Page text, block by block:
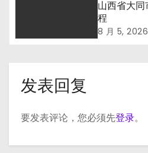
山西省大同
程
8 月 5, 2026
发表回复
要发表评论，您必须先登录。